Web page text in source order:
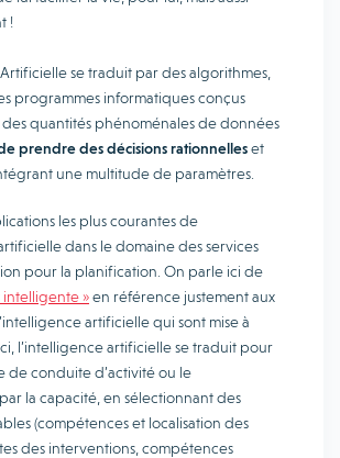
!
se traduit par des algorithmes,
programmes informatiques conçus
quantités phénoménales de données
prendre des décisions rationnelleset
une multitude de paramètres.
les plus courantes de
dans le domaine des services
pour la planification. On parle ici de
intelligente »en référence justement aux
artificielle qui sont mise à
l’intelligence artificielle se traduit pour
de conduite d’activité ou le
la capacité, en sélectionnant des
(compétences et localisation des
des interventions, compétences